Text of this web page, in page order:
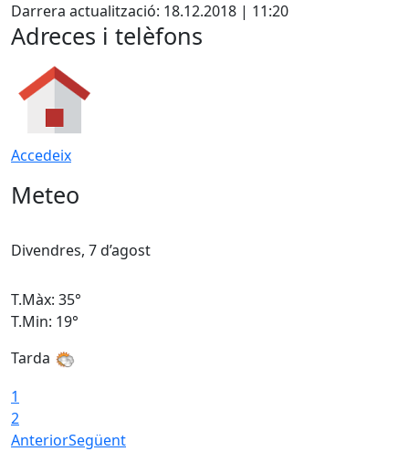
Darrera actualització: 18.12.2018 | 11:20
Adreces i telèfons
Accedeix
Meteo
Divendres, 7 d’agost
T.Màx: 35°
T.Min: 19°
Tarda
1
2
AnteriorSegüent